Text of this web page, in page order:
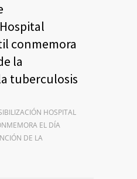
conmemora
la
tuberculosis
HOSPITAL
EL DÍA
DE LA